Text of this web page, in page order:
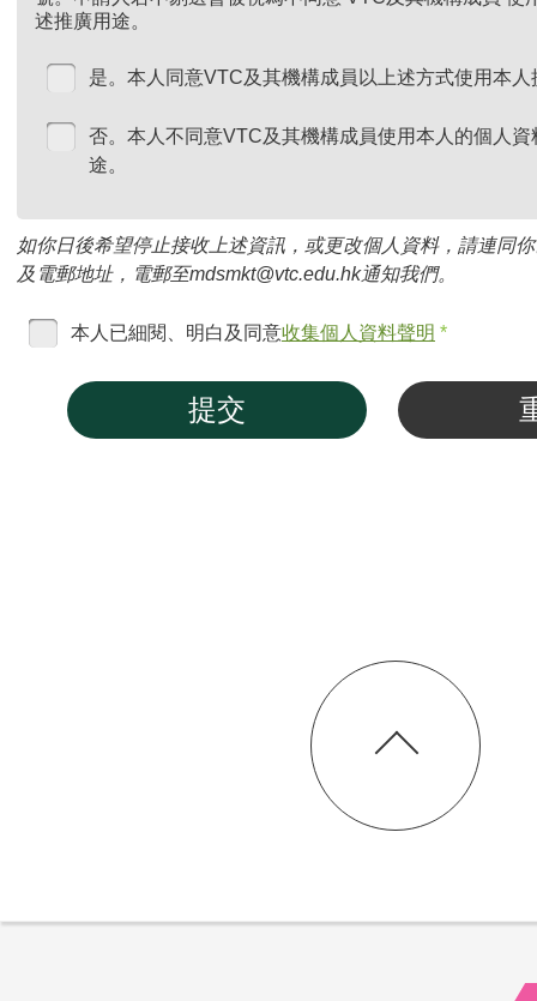
述推廣用途。
是。本人同意VTC及其機構成員以上述方式使用本
否。本人不同意VTC及其機構成員使用本人的個人
途。
如你日後希望停止接收上述資訊，或更改個人資料，請連同
及電郵地址，電郵至mdsmkt@vtc.edu.hk通知我們。
本人已細閱、明白及同意收集個人資料聲明 *
提交